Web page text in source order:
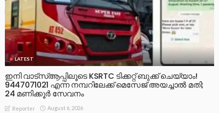
LATEST
ഇനി വാട്‌സ്ആപ്പിലൂടെ KSRTC ടിക്കറ്റ് ബുക്ക് ചെയ്യാം!
9447071021 എന്ന നമ്പറിലേക്ക് മെസേജ് അയച്ചാൽ മതി;
24 മണിക്കൂർ സേവനം
Reporter August 6, 2026